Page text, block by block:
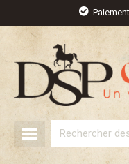
contenu
Rechercher